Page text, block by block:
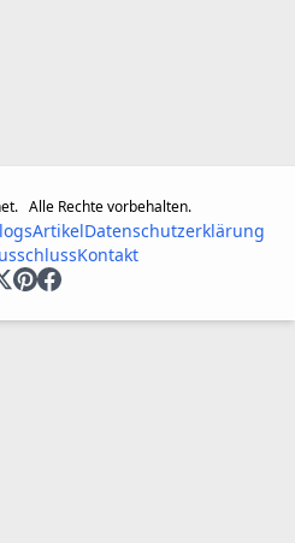
Alle Rechte vorbehalten.
ArtikelDatenschutzerklärung
Kontakt